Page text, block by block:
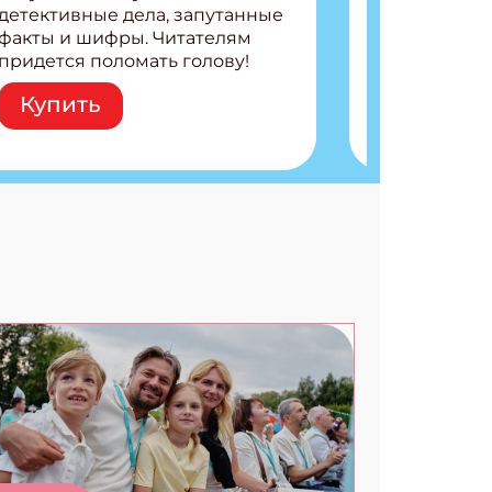
дела, запутанные
и шифры. Читателям
придется поломать голову!
Внутри: Шифры и
расшифровки Плетем
запутанные поделки
коды 3 комикса
Купить